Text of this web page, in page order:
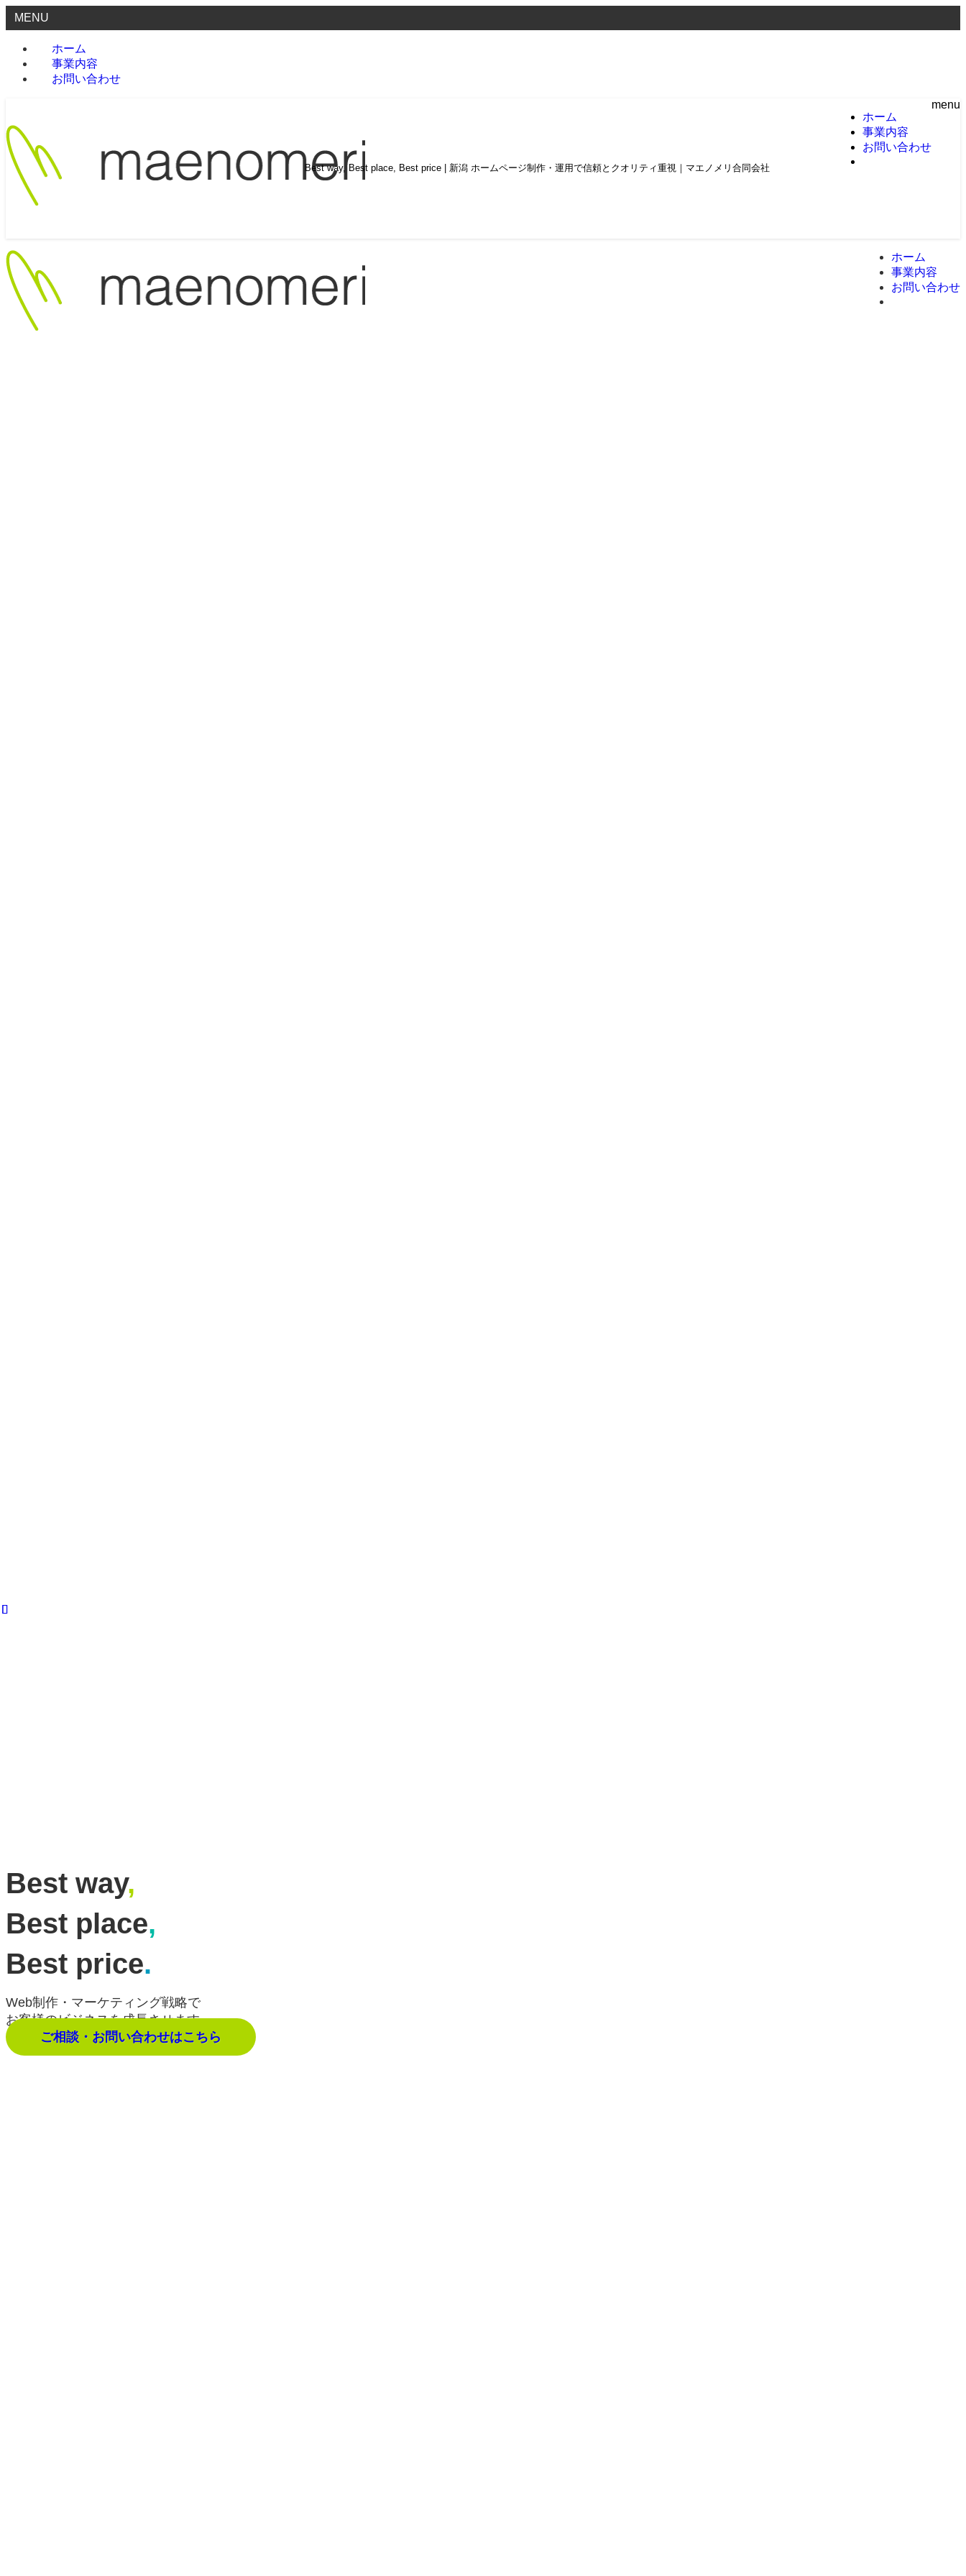
MENU
ホーム
事業内容
お問い合わせ
Best way, Best place, Best price | 新潟 ホームページ制作・運用で信頼とクオリティ重視｜マエノメリ合同会社
ホーム
事業内容
お問い合わせ
menu
ホーム
事業内容
お問い合わせ
Best way,
Best place,
Best price.
Web制作・マーケティング戦略で
お客様のビジネスを成長させます。
ご相談・お問い合わせはこちら